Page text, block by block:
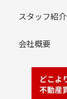
スタッフ紹介
会社概要